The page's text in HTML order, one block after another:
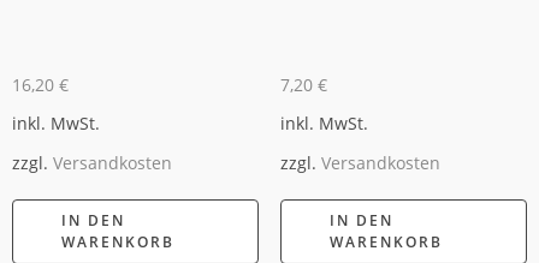
16,20 €
inkl. MwSt.
zzgl. Versandkosten
IN DEN
WARENKORB
7,20 €
inkl. MwSt.
zzgl. Versandkosten
IN DEN
WARENKORB